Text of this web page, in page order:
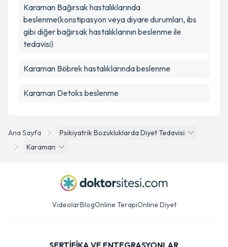
Ana Sayfa
Psikiyatrik Bozukluklarda Diyet Tedavisi
Karaman
Karaman Bağırsak hastalıklarında
beslenme(konstipasyon veya diyare durumları, ibs
gibi diğer bağırsak hastalıklarının beslenme ile
tedavisi)
Karaman Böbrek hastalıklarında beslenme
Karaman Detoks beslenme
VideolarBlogOnline TerapiOnline Diyet
SERTİFİKA VE ENTEGRASYONLAR